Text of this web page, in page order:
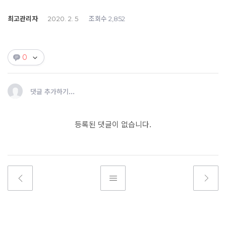
최고관리자 2020. 2. 5 조회수 2,852
0
댓글 추가하기...
등록된 댓글이 없습니다.